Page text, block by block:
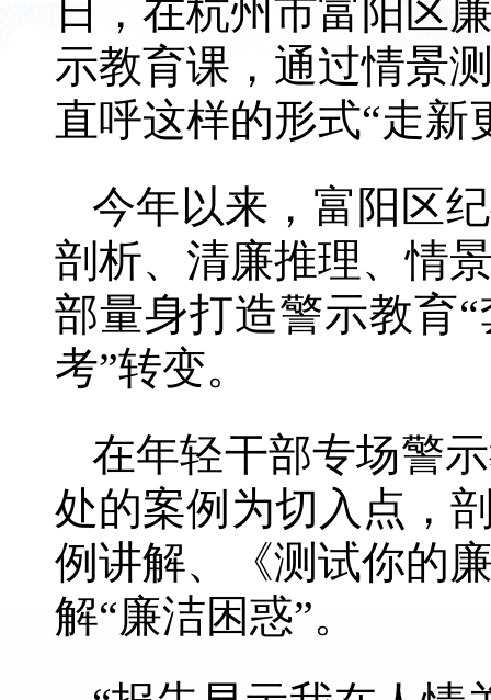
日，在杭州市富阳区
示教育课，通过情景
直呼这样的形式“走新
今年以来，富阳区
剖析、清廉推理、情
部量身打造警示教育
考”转变。
在年轻干部专场警
处的案例为切入点，
例讲解、《测试你的
解“廉洁困惑”。